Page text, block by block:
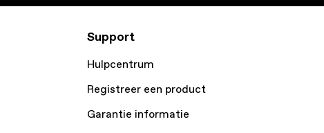
Support
Hulpcentrum
Registreer een product
Garantie informatie